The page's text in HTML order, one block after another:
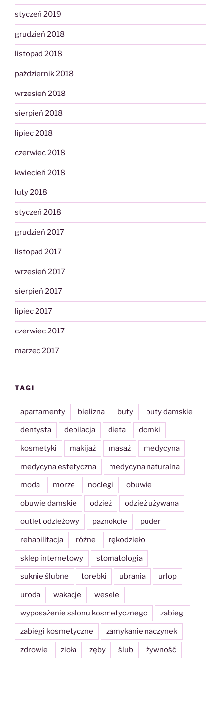
styczeń 2019
grudzień 2018
listopad 2018
październik 2018
wrzesień 2018
sierpień 2018
lipiec 2018
czerwiec 2018
kwiecień 2018
luty 2018
styczeń 2018
grudzień 2017
listopad 2017
wrzesień 2017
sierpień 2017
lipiec 2017
czerwiec 2017
marzec 2017
TAGI
apartamenty bielizna buty buty damskie
dentysta depilacja dieta domki
kosmetyki makijaż masaż medycyna
medycyna estetyczna medycyna naturalna
moda morze noclegi obuwie
obuwie damskie odzież odzież używana
outlet odzieżowy paznokcie puder
rehabilitacja różne rękodzieło
sklep internetowy stomatologia
suknie ślubne torebki ubrania urlop
uroda wakacje wesele
wyposażenie salonu kosmetycznego zabiegi
zabiegi kosmetyczne zamykanie naczynek
zdrowie zioła zęby ślub żywność